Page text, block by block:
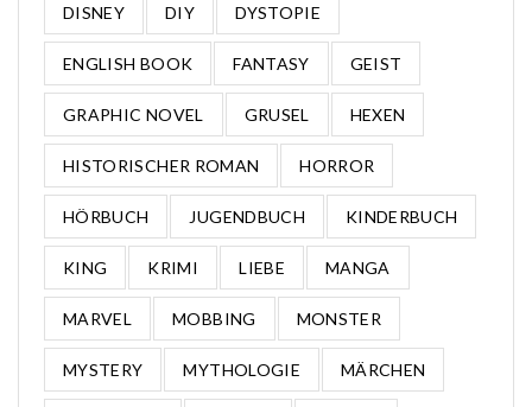
DISNEY DIY DYSTOPIE
ENGLISH BOOK FANTASY GEIST
GRAPHIC NOVEL GRUSEL HEXEN
HISTORISCHER ROMAN HORROR
HÖRBUCH JUGENDBUCH KINDERBUCH
KING KRIMI LIEBE MANGA
MARVEL MOBBING MONSTER
MYSTERY MYTHOLOGIE MÄRCHEN